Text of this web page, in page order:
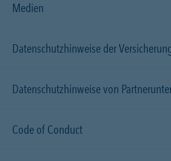
Medien
Datenschutzhinweise der
Datenschutzhinweise von
Code of Conduct